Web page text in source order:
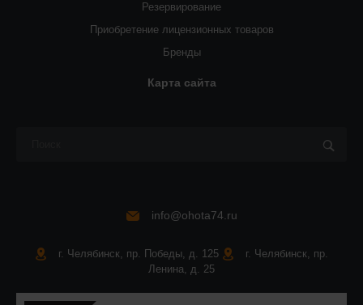
Резервирование
Приобретение лицензионных товаров
Бренды
Карта сайта
info@ohota74.ru
г. Челябинск, пр. Победы, д. 125
г. Челябинск, пр.
Ленина, д. 25